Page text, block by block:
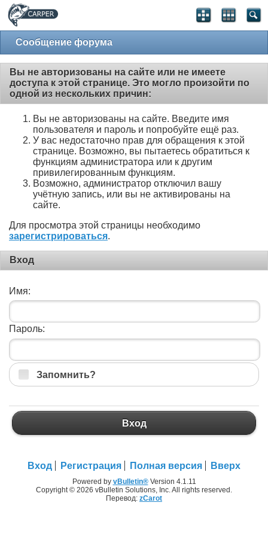
Сообщение форума
Вы не авторизованы на сайте или не имеете
доступа к этой странице. Это могло произойти по
одной из нескольких причин:
Вы не авторизованы на сайте. Введите имя
пользователя и пароль и попробуйте ещё раз.
У вас недостаточно прав для обращения к этой
странице. Возможно, вы пытаетесь обратиться к
функциям администратора или к другим
привилегированным функциям.
Возможно, администратор отключил вашу
учётную запись, или вы не активированы на
сайте.
Для просмотра этой страницы необходимо
зарегистрироваться.
Вход
Имя:
Пароль:
Запомнить?
Вход
Вход Регистрация Полная версия Вверх
Powered by vBulletin®Version 4.1.11
Copyright © 2026 vBulletin Solutions, Inc. All rights reserved.
Перевод: zCarot